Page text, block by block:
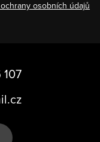
osobních údajů